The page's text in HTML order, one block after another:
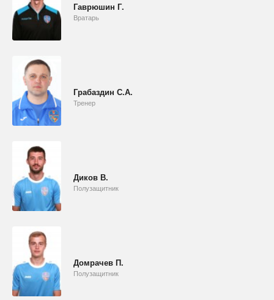
Гаврюшин Г.
Вратарь
Грабаздин С.А.
Тренер
Диков В.
Полузащитник
Домрачев П.
Полузащитник